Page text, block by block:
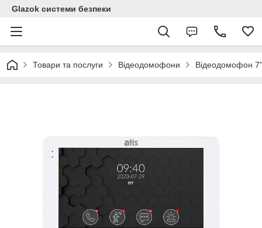
Glazok системи безпеки
Товари та послуги Відеодомофони Bідеодомофон